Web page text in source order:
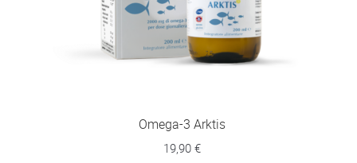
Omega-3 Arktis
19,90 €